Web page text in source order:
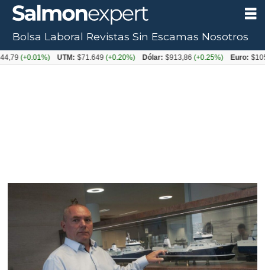
Bolsa Laboral Revistas Sin Escamas Nosotros
UTM: $71.649(+0.20%) Dólar: $913,86(+0.25%) Euro: $1053,08